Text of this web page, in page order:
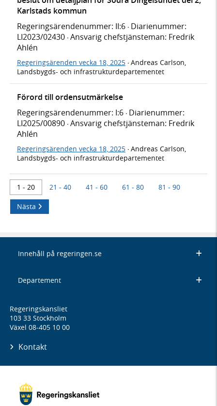
Karlstads kommun
Regeringsärendenummer: II:6 · Diarienummer:
LI2023/02430 · Ansvarig chefstjänsteman: Fredrik
Ahlén
Regeringsärenden vecka 18, 2025 · Andreas Carlson,
Landsbygds- och infrastrukturdepartementet
Förord till ordensutmärkelse
Regeringsärendenummer: I:6 · Diarienummer:
LI2025/00890 · Ansvarig chefstjänsteman: Fredrik
Ahlén
Regeringsärenden vecka 18, 2025 · Andreas Carlson,
Landsbygds- och infrastrukturdepartementet
1 - 20 21 - 40 41 - 60 61 - 80 81 - 90
Nästa
Innehåll på regeringen.se
Departement
Regeringskansliet
103 33 Stockholm
Växel 08-405 10 00
Kontakt